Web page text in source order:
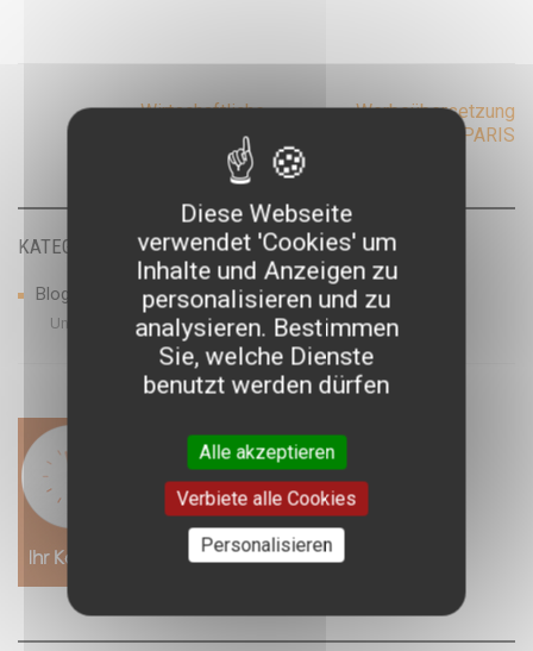
Post
navigation
←
Werbeübersetzung
McCANN PARIS
Wirtschaftliche
Übersetzung
Französisch-Englisch
→
KATEGORIEN
Blog
Untertitel
Diese Webseite
verwendet 'Cookies' um
Inhalte und Anzeigen zu
personalisieren und zu
analysieren. Bestimmen
Sie, welche Dienste
benutzt werden dürfen
Alle akzeptieren
Verbiete alle Cookies
Personalisieren